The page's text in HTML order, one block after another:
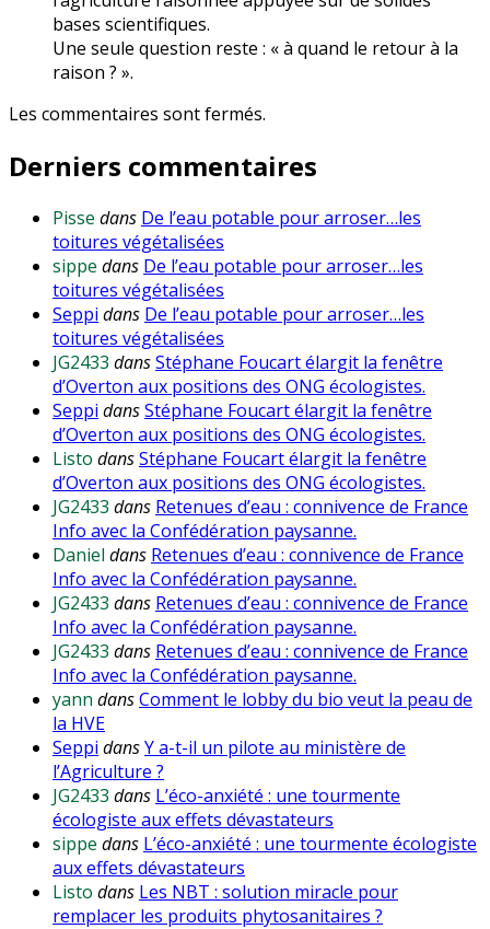
bases scientifiques.
Une seule question reste : « à quand le retour à la
raison ? ».
Les commentaires sont fermés.
Derniers commentaires
Pisse dans De l’eau potable pour arroser…les
toitures végétalisées
sippe dans De l’eau potable pour arroser…les
toitures végétalisées
Seppi dans De l’eau potable pour arroser…les
toitures végétalisées
JG2433 dansStéphane Foucart élargit la fenêtre
d’Overton aux positions des ONG écologistes.
Seppi dansStéphane Foucart élargit la fenêtre
d’Overton aux positions des ONG écologistes.
Listo dansStéphane Foucart élargit la fenêtre
d’Overton aux positions des ONG écologistes.
JG2433 dans Retenues d’eau : connivence de France
Info avec la Confédération paysanne.
Daniel dans Retenues d’eau : connivence de France
Info avec la Confédération paysanne.
JG2433 dans Retenues d’eau : connivence de France
Info avec la Confédération paysanne.
JG2433 dans Retenues d’eau : connivence de France
Info avec la Confédération paysanne.
yann dansComment le lobby du bio veut la peau de
la HVE
Seppi dansY a-t-il un pilote au ministère de
l’Agriculture ?
JG2433 dans L’éco-anxiété : une tourmente
écologiste aux effets dévastateurs
sippe dans L’éco-anxiété : une tourmente écologiste
aux effets dévastateurs
Listo dans Les NBT : solution miracle pour
remplacer les produits phytosanitaires ?